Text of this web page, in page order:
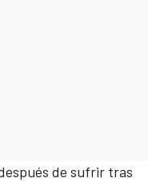
de sufrir tras